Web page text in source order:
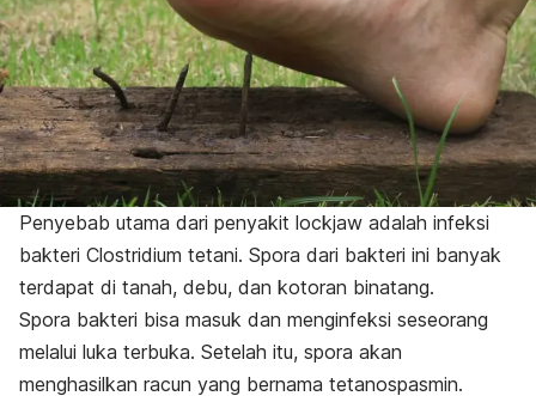
Penyebab utama dari penyakit lockjaw adalah infeksi
bakteri Clostridium tetani. Spora dari bakteri ini banyak
terdapat di tanah, debu, dan kotoran binatang.
Spora bakteri bisa masuk dan menginfeksi seseorang
melalui luka terbuka. Setelah itu, spora akan
menghasilkan racun yang bernama tetanospasmin.